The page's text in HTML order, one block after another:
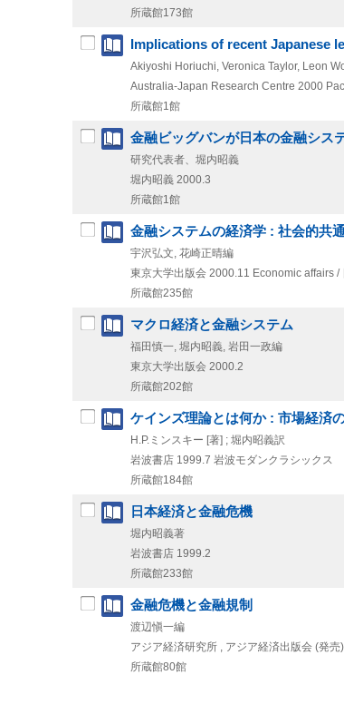
所蔵館173館
Implications of recent Japanese
Akiyoshi Horiuchi, Veronica Taylor, Leon
Australia-Japan Research Centre 2000
所蔵館1館
金融ビッグバンが日本の金融シス
研究代表者、堀内昭義
堀内昭義 2000.3
所蔵館1館
金融システムの経済学 : 社会的共
宇沢弘文, 花崎正晴編
東京大学出版会 2000.11 Economic affairs /
所蔵館235館
マクロ経済と金融システム
福田慎一, 堀内昭義, 岩田一政編
東京大学出版会 2000.2
所蔵館202館
ケインズ理論とは何か : 市場経済
H.P.ミンスキー [著] ; 堀内昭義訳
岩波書店 1999.7 岩波モダンクラシックス
所蔵館184館
日本経済と金融危機
堀内昭義著
岩波書店 1999.2
所蔵館233館
金融危機と金融規制
渡辺愼一編
アジア経済研究所 , アジア経済出版会 (発売)
所蔵館80館